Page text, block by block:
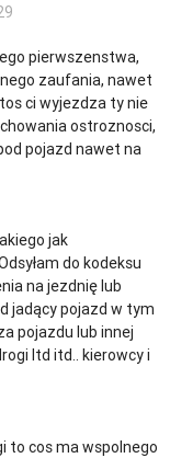
pierwszenstwa,
zaufania, nawet
ci wyjezdza ty nie
ostroznosci,
pojazd nawet na
jak
do kodeksu
na jezdnię lub
jadący pojazd w tym
pojazdu lub innej
Itd itd.. kierowcy i
to cos ma wspolnego